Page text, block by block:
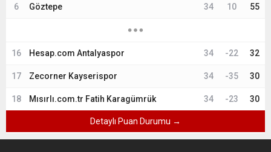
6 Göztepe 34 10 55
16 Hesap.com Antalyaspor 34 -22 32
17 Zecorner Kayserispor 34 -35 30
18 Mısırlı.com.tr Fatih Karagümrük 34 -23 30
Detaylı Puan Durumu →